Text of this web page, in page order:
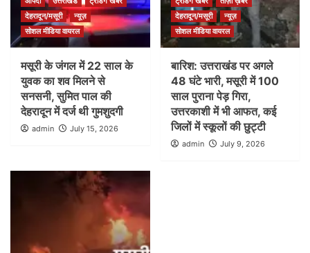
देहरादून/मसूरी
न्यूज़
सोशल मीडिया वायरल
मसूरी के जंगल में 22 साल के
युवक का शव मिलने से
सनसनी, सुमित पाल की
देहरादून में दर्ज थी गुमशुदगी
admin July 15, 2026
देहरादून/मसूरी
न्यूज़
सोशल मीडिया वायरल
बारिश: उत्तराखंड पर अगले
48 घंटे भारी, मसूरी में 100
साल पुराना पेड़ गिरा,
उत्तरकाशी में भी आफत, कई
जिलों में स्कूलों की छुट्टी
admin July 9, 2026